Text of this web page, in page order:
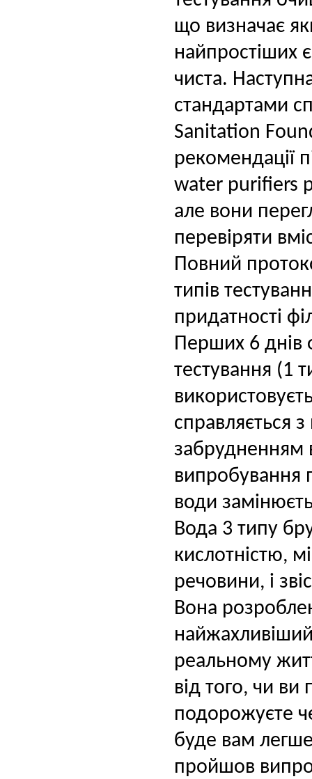
що визначає
найпростіших
чиста.
стандартами
Sanitation
рекомендації
water purifiers
але вони
перевіряти
Повний
типів
придатності
Перших 6 днів
тестування (1
справляється
забрудненням
випробування
води
Вода 3 типу
кислотністю,
речовини, і
Вона
реальному
від того, чи ви
подорожуєте
буде вам
пройшов